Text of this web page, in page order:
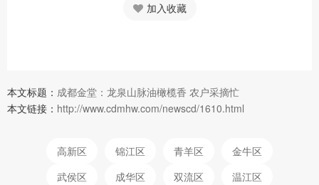
加入收藏
本文标题： 成都金堂：龙泉山脉油橄榄香 农户采摘忙
本文链接： http://www.cdmhw.com/newscd/1610.html
高新区 锦江区 青羊区
金牛区
武侯区
成华区 双流区
温江区